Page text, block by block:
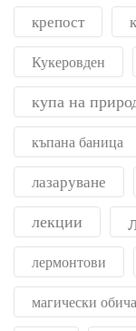
крепост
Кукеровден
купа на
къпана баница
лазаруване
лекции
лермонтови
магически